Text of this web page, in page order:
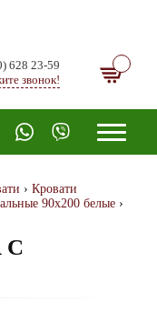
628 23-59
звонок!
› Кровати
90х200 белые ›
С